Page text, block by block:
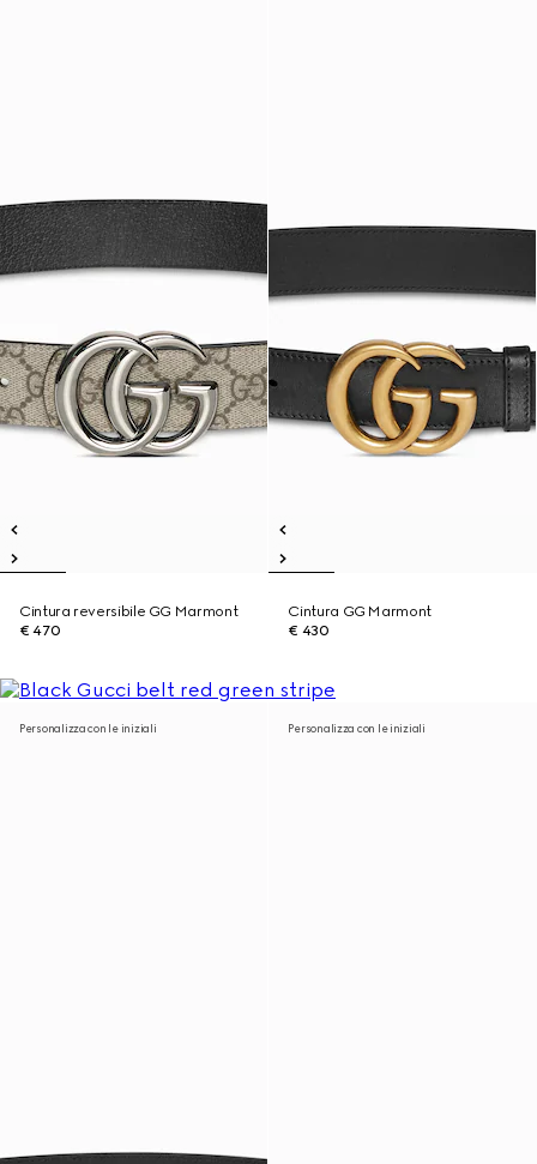
Cintura reversibile GG Marmont
€ 470
Cintura GG Marmont
€ 430
Personalizza con le iniziali Personalizza con le iniziali